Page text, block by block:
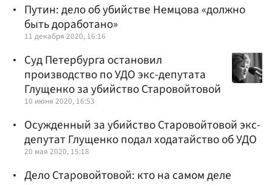
Путин: дело об убийстве Немцова «должно
быть доработано»
11 декабря 2020, 16:16
Суд Петербурга остановил
производство по УДО экс-депутата
Глущенко за убийство Старовойтовой
10 июня 2020, 16:53
Осужденный за убийство Старовойтовой экс-
депутат Глущенко подал ходатайство об УДО
20 мая 2020, 15:18
Дело Старовойтовой: кто на самом деле